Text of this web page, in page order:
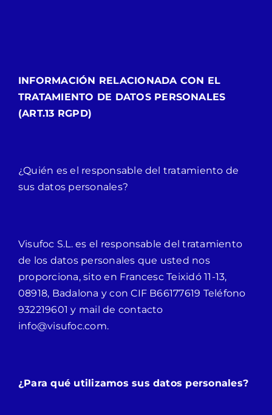
INFORMACIÓN RELACIONADA CON EL
TRATAMIENTO DE DATOS PERSONALES
(ART.13 RGPD)
¿Quién es el responsable del tratamiento de
sus datos personales?
Visufoc S.L. es el responsable del tratamiento
de los datos personales que usted nos
proporciona, sito en Francesc Teixidó 11-13,
08918, Badalona y con CIF B66177619 Teléfono
932219601 y mail de contacto
info@visufoc.com.
¿Para qué utilizamos sus datos personales?